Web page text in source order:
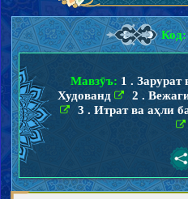
Код:
Мавзӯъ: 1 . Зарурат
Худованд
2 .
3 . Итрат ва аҳли